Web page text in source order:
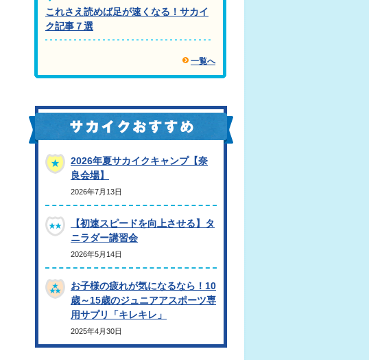
これさえ読めば足が速くなる！サカイ
ク記事７選
一覧へ
2026年夏サカイクキャンプ【奈
良会場】
2026年7月13日
【初速スピードを向上させる】タ
ニラダー講習会
2026年5月14日
お子様の疲れが気になるなら！10
歳～15歳のジュニアアスポーツ専
用サプリ「キレキレ」
2025年4月30日